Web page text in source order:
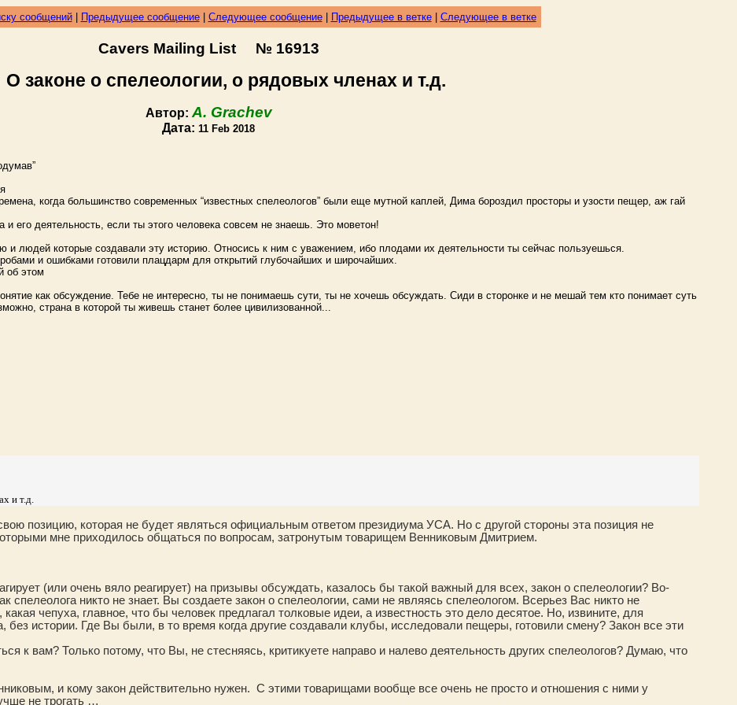
сообщений| Предыдущее сообщение| Следующее сообщение| Предыдущее в ветке| Следующее в ветке
Cavers Mailing List № 16913
О законе о спелеологии, о рядовых членах и т.д.
Автор: A. Grachev
Дата: 11 Feb 2018
когда большинство современных “известных спелеологов” были еще мутной каплей, Дима бороздил просторы и узости пещер, аж гай
его деятельность, если ты этого человека совсем не знаешь. Это моветон!
и людей которые создавали эту историю. Относись к ним с уважением, ибо плодами их деятельности ты сейчас пользуешься.
и ошибками готовили плацдарм для открытий глубочайших и широчайших.
об этом
как обсуждение. Тебе не интересно, ты не понимаешь сути, ты не хочешь обсуждать. Сиди в сторонке и не мешай тем кто понимает суть
страна в которой ты живешь станет более цивилизованной...
и т.д.
позицию, которая не будет являться официальным ответом президиума УСА. Но с другой стороны эта позиция не
мне приходилось общаться по вопросам, затронутым товарищем Венниковым Дмитрием.
(или очень вяло реагирует) на призывы обсуждать, казалось бы такой важный для всех, закон о спелеологии? Во-
спелеолога никто не знает. Вы создаете закон о спелеологии, сами не являясь спелеологом. Всерьез Вас никто не
чепуха, главное, что бы человек предлагал толковые идеи, а известность это дело десятое. Но, извините, для
без истории. Где Вы были, в то время когда другие создавали клубы, исследовали пещеры, готовили смену? Закон все эти
к вам? Только потому, что Вы, не стесняясь, критикуете направо и налево деятельность других спелеологов? Думаю, что
и кому закон действительно нужен. С этими товарищами вообще все очень не просто и отношения с ними у
не трогать …